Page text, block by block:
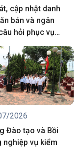
cập nhật danh
bản và ngân
hỏi phục vụ
đánh giá chuyên
vụ trong hoạt
toán của Kiểm
nước năm 2027
2026
Đào tạo và Bồi
nghiệp vụ kiểm